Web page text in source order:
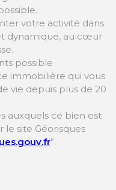
votre activité dans
dynamique, au cœur
possible
immobilière qui vous
vie depuis plus de 20
auxquels ce bien est
le site Géorisques
”.